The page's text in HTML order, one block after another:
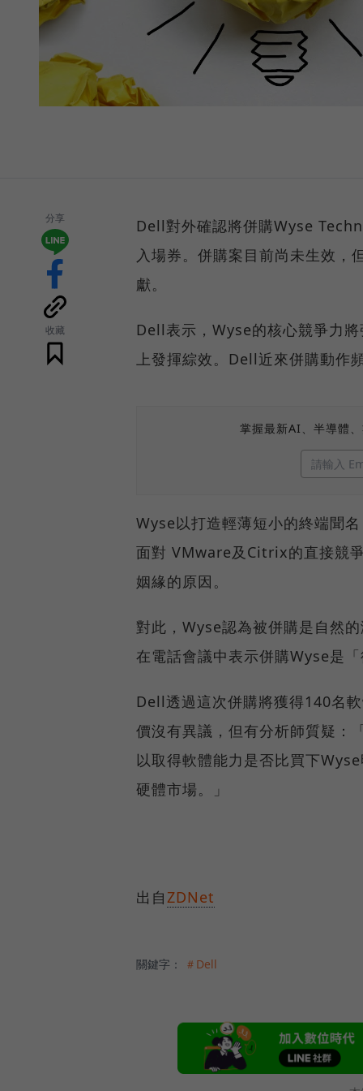
分享
收藏
Dell對外確認將併購Wyse
入場券。併購案目前尚未生效
獻。
Dell表示，Wyse的核心競爭力
上發揮綜效。Dell近來併購動作
掌握最新AI、半導體
Wyse以打造輕薄短小的終端聞
面對 VMware及Citrix的直接競
姻緣的原因。
對此，Wyse認為被併購是自然
在電話會議中表示併購Wyse是
Dell透過這次併購將獲得140名
價沒有異議，但有分析師質疑
以取得軟體能力是否比買下
硬體市場。」
出自ZDNet
關鍵字： ＃Dell